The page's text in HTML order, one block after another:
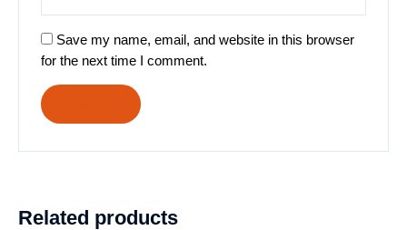
Save my name, email, and website in this browser
for the next time I comment.
Related products